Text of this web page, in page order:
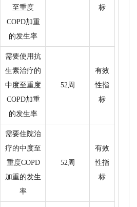
至重度
COPD加重
的发生率
标
需要使用抗
生素治疗的
中度至重度
COPD加重
的发生率
52周
有效
性指
标
需要住院治
疗的中度至
重度COPD
加重的发生
率
52周
有效
性指
标